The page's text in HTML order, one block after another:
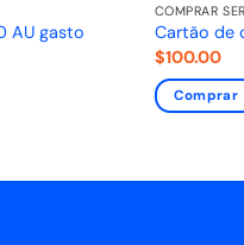
AU gasto
COMPRAR
Cartão de
$100.00
Comprar